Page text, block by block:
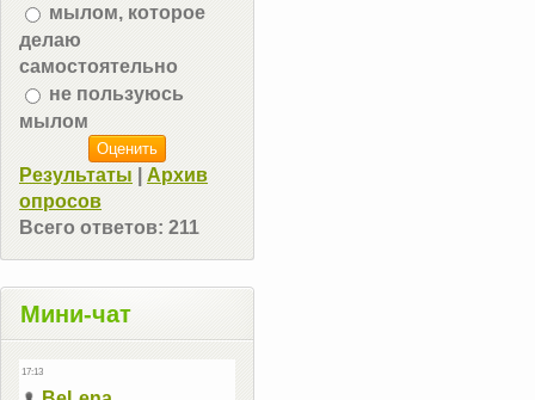
мылом, которое
делаю
самостоятельно
не пользуюсь
мылом
Результаты
Архив
опросов
Всего ответов: 211
Мини-чат